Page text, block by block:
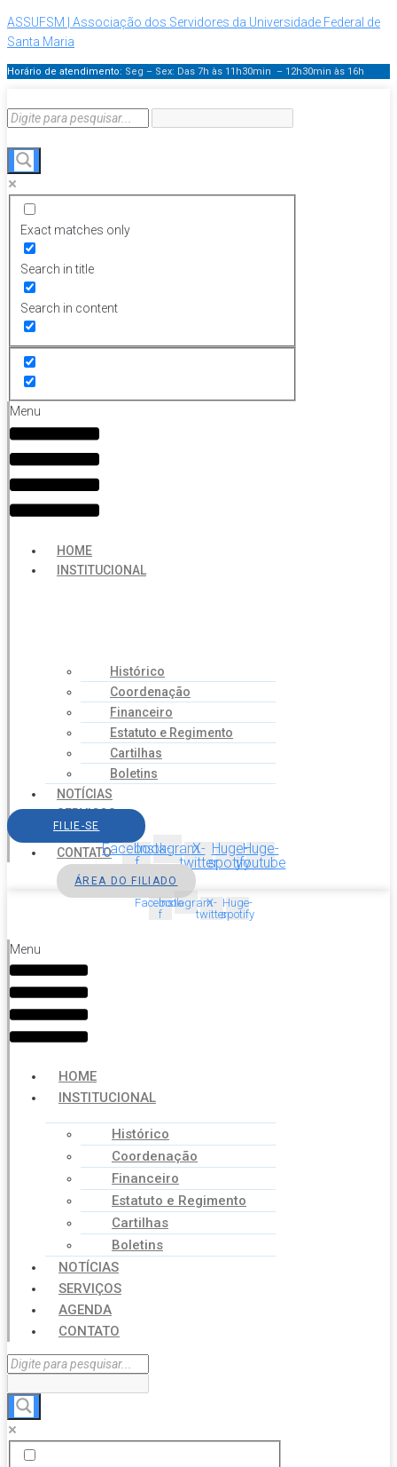
ASSUFSM | Associação dos Servidores da Universidade Federal de
Santa Maria
Horário de atendimento: Seg – Sex: Das 7h às 11h30min – 12h30min às 16h
Exact matches only
Search in title
Search in content
Menu
HOME
INSTITUCIONAL
Histórico
Coordenação
Financeiro
Estatuto e Regimento
Cartilhas
Boletins
NOTÍCIAS
SERVIÇOS
AGENDA
CONTATO
FILIE-SE
Facebook-
f
InstagramX-
twitter
Huge-
spotify
Huge-
youtube
ÁREA DO FILIADO
Facebook-
f
InstagramX-
twitter
Huge-
spotify
Menu
HOME
INSTITUCIONAL
Histórico
Coordenação
Financeiro
Estatuto e Regimento
Cartilhas
Boletins
NOTÍCIAS
SERVIÇOS
AGENDA
CONTATO